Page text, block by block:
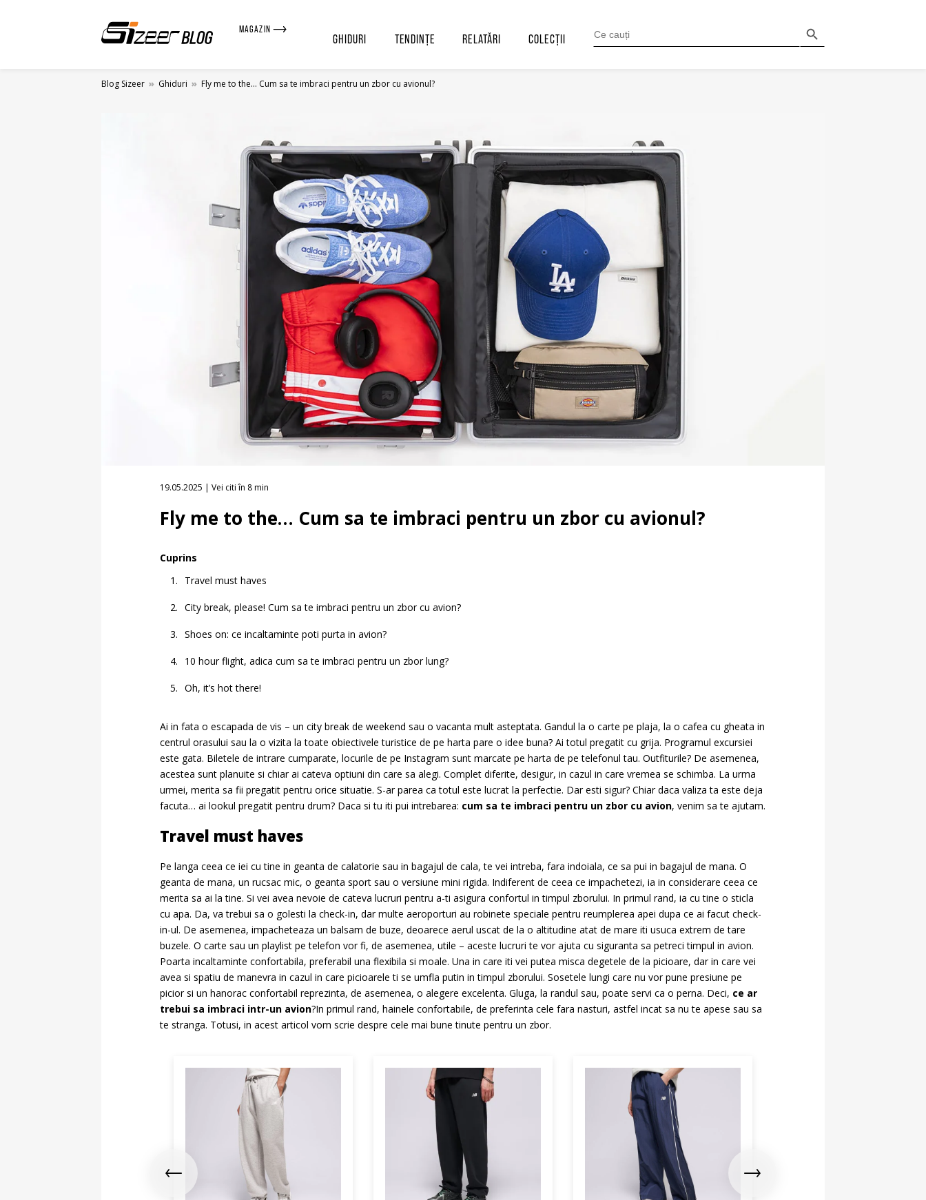
MAGAZIN
GHIDURI TENDINȚE RELATĂRI COLECȚII
FOR:
Blog Sizeer » Ghiduri » Fly me to the… Cum sa te imbraci pentru un zbor cu avionul?
19.05.2025 | Vei citi în 8 min
Fly me to the… Cum sa te imbraci pentru un zbor cu avionul?
Cuprins
Travel must haves
City break, please! Cum sa te imbraci pentru un zbor cu avion?
Shoes on: ce incaltaminte poti purta in avion?
10 hour flight, adica cum sa te imbraci pentru un zbor lung?
Oh, it’s hot there!
Ai in fata o escapada de vis – un city break de weekend sau o vacanta mult asteptata. Gandul la o carte pe plaja, la o cafea cu gheata in
centrul orasului sau la o vizita la toate obiectivele turistice de pe harta pare o idee buna? Ai totul pregatit cu grija. Programul excursiei
este gata. Biletele de intrare cumparate, locurile de pe Instagram sunt marcate pe harta de pe telefonul tau. Outfiturile? De asemenea,
acestea sunt planuite si chiar ai cateva optiuni din care sa alegi. Complet diferite, desigur, in cazul in care vremea se schimba. La urma
urmei, merita sa fii pregatit pentru orice situatie. S-ar parea ca totul este lucrat la perfectie. Dar esti sigur? Chiar daca valiza ta este deja
facuta… ai lookul pregatit pentru drum? Daca si tu iti pui intrebarea: cum sa te imbraci pentru un zbor cu avion, venim sa te ajutam.
Travel must haves
Pe langa ceea ce iei cu tine in geanta de calatorie sau in bagajul de cala, te vei intreba, fara indoiala, ce sa pui in bagajul de mana. O
geanta de mana, un rucsac mic, o geanta sport sau o versiune mini rigida. Indiferent de ceea ce impachetezi, ia in considerare ceea ce
merita sa ai la tine. Si vei avea nevoie de cateva lucruri pentru a-ti asigura confortul in timpul zborului. In primul rand, ia cu tine o sticla
cu apa. Da, va trebui sa o golesti la check-in, dar multe aeroporturi au robinete speciale pentru reumplerea apei dupa ce ai facut check-
in-ul. De asemenea, impacheteaza un balsam de buze, deoarece aerul uscat de la o altitudine atat de mare iti usuca extrem de tare
buzele. O carte sau un playlist pe telefon vor fi, de asemenea, utile – aceste lucruri te vor ajuta cu siguranta sa petreci timpul in avion.
Poarta incaltaminte confortabila, preferabil una flexibila si moale. Una in care iti vei putea misca degetele de la picioare, dar in care vei
avea si spatiu de manevra in cazul in care picioarele ti se umfla putin in timpul zborului. Sosetele lungi care nu vor pune presiune pe
picior si un hanorac confortabil reprezinta, de asemenea, o alegere excelenta. Gluga, la randul sau, poate servi ca o perna. Deci, ce ar
trebui sa imbraci intr-un avion?In primul rand, hainele confortabile, de preferinta cele fara nasturi, astfel incat sa nu te apese sau sa
te stranga. Totusi, in acest articol vom scrie despre cele mai bune tinute pentru un zbor.